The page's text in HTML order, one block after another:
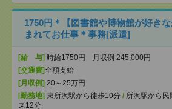
1750円＊【図書館や博物館が好き
まれてお仕事＊事務[派遣]
[給 与] 時給1750円 月収例 245,000円
[交通費]全額支給
[月収例] 20～25万円
[勤務地] 東所沢駅から徒歩10分 / 所沢駅から民
ス12分